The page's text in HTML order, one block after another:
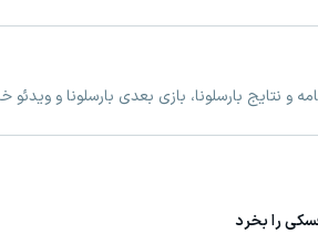
و نتایج بارسلونا، بازی بعدی بارسلونا و ویدئو
را بخرد